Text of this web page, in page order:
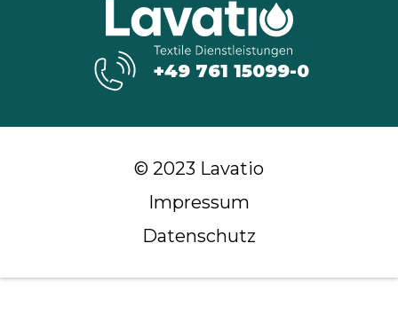
+49 761 15099-0
© 2023 Lavatio
Impressum
Datenschutz